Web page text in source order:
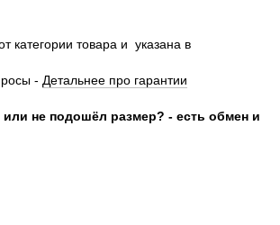
категории товара и указана в
- Детальнее про гарантии
не подошёл размер? - есть обмен и